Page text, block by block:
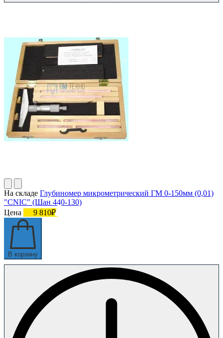
На складе Глубиномер микрометрический ГМ 0-150мм (0,01)
"CNIC" (Шан 440-130)
Цена
9 810₽
В корзину